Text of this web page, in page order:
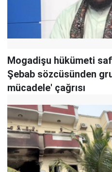
Mogadişu hükümeti
Şebab sözcüsünden
mücadele' çağrısı